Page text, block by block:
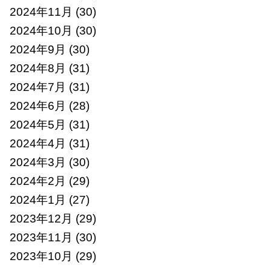
2024年11月 (30)
2024年10月 (30)
2024年9月 (30)
2024年8月 (31)
2024年7月 (31)
2024年6月 (28)
2024年5月 (31)
2024年4月 (31)
2024年3月 (30)
2024年2月 (29)
2024年1月 (27)
2023年12月 (29)
2023年11月 (30)
2023年10月 (29)